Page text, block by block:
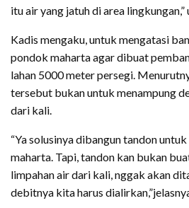
itu air yang jatuh di area lingkungan,”
Kadis mengaku, untuk mengatasi
pondok maharta agar dibuat
lahan 5000 meter persegi.
tersebut bukan untuk menampung
dari kali.
“Ya solusinya dibangun tandon
maharta. Tapi, tandon kan bukan
limpahan air dari kali, nggak akan
debitnya kita harus